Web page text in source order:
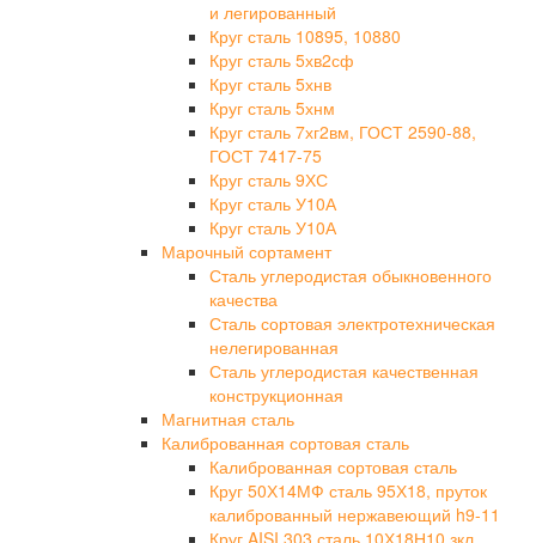
и легированный
Круг сталь 10895, 10880
Круг сталь 5хв2сф
Круг сталь 5хнв
Круг сталь 5хнм
Круг сталь 7хг2вм, ГОСТ 2590-88,
ГОСТ 7417-75
Круг сталь 9ХС
Круг сталь У10А
Круг сталь У10А
Марочный сортамент
Сталь углеродистая обыкновенного
качества
Сталь сортовая электротехническая
нелегированная
Сталь углеродистая качественная
конструкционная
Магнитная сталь
Калиброванная сортовая сталь
Калиброванная сортовая сталь
Круг 50Х14МФ сталь 95Х18, пруток
калиброванный нержавеющий h9-11